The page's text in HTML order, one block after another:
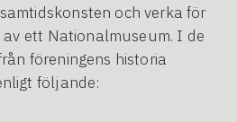
och verka för
ett Nationalmuseum. I de
föreningens historia
följande: